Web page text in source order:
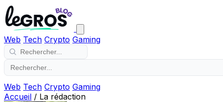
Web Tech Crypto Gaming
Web Tech Crypto Gaming
Accueil / La rédaction